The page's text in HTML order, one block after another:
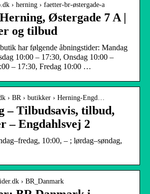
› herning › faetter-br-østergade-a
Østergade 7 A |
og tilbud
har følgende åbningstider: Mandag
10:00 – 17:30, Onsdag 10:00 –
– 17:30, Fredag 10:00 …
› BR › butikker › Herning-Engd…
– Tilbudsavis, tilbud,
– Engdahlsvej 2
10:00, – ; lørdag–søndag,
› BR_Danmark